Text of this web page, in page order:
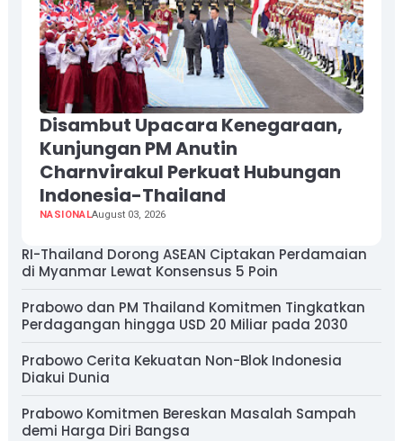
Disambut Upacara Kenegaraan,
Kunjungan PM Anutin
Charnvirakul Perkuat Hubungan
Indonesia-Thailand
NASIONALAugust 03, 2026
RI-Thailand Dorong ASEAN Ciptakan Perdamaian
di Myanmar Lewat Konsensus 5 Poin
Prabowo dan PM Thailand Komitmen Tingkatkan
Perdagangan hingga USD 20 Miliar pada 2030
Prabowo Cerita Kekuatan Non-Blok Indonesia
Diakui Dunia
Prabowo Komitmen Bereskan Masalah Sampah
demi Harga Diri Bangsa